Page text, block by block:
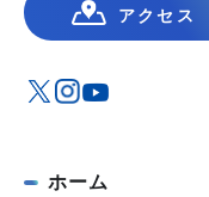
アクセス
ホーム